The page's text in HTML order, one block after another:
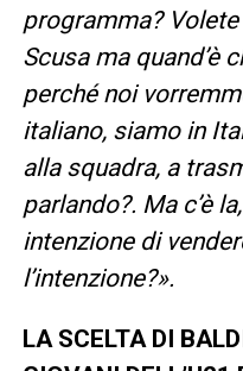
programma? Volete
Scusa ma quand’è
perché noi
italiano, siamo in
alla squadra, a
parlando?. Ma c’è
intenzione di
l’intenzione?».
LA SCELTA DI